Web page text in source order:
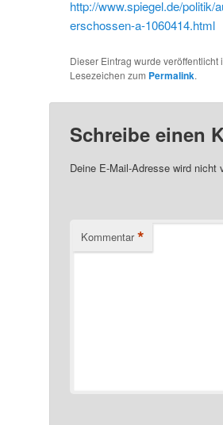
http://www.spiegel.de/
erschossen-a-1060414.html
Dieser Eintrag wurde veröffentlicht
Lesezeichen zum Permalink.
Schreibe einen
Deine E-Mail-Adresse wird nicht
Kommentar *